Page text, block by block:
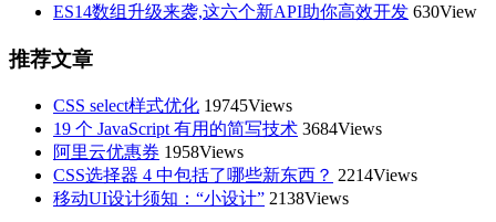
ES14数组升级来袭,这六个新API助你高效开发 630View
推荐文章
CSS select样式优化 19745Views
19 个 JavaScript 有用的简写技术 3684Views
阿里云优惠券 1958Views
CSS选择器 4 中包括了哪些新东西？ 2214Views
移动UI设计须知：“小设计” 2138Views